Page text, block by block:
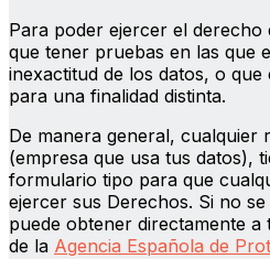
Para poder ejercer el derecho
que tener pruebas en las que
inexactitud de los datos, o
para una finalidad distinta.
De manera general, cualquier
(empresa que usa tus datos),
formulario tipo para que
ejercer sus Derechos. Si no
puede obtener directamente a
de la Agencia Española de